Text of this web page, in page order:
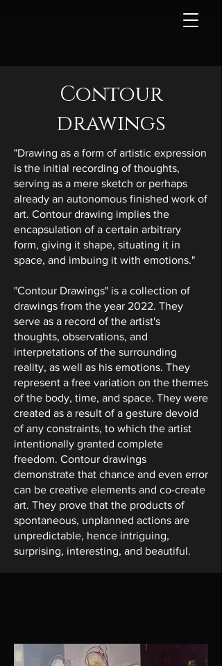
Contour
drawings
"Drawing as a form of artistic expression
is the initial recording of thoughts,
serving as a mere sketch or perhaps
already an autonomous finished work of
art. Contour drawing implies the
encapsulation of a certain arbitrary
form, giving it shape, situating it in
space, and imbuing it with emotions."
"Contour Drawings" is a collection of
drawings from the year 2022. They
serve as a record of the artist's
thoughts, observations, and
interpretations of the surrounding
reality, as well as his emotions. They
represent a free variation on the themes
of the body, time, and space. They were
created as a result of a gesture devoid
of any constraints, to which the artist
intentionally granted complete
freedom. Contour drawings
demonstrate that chance and even error
can be creative elements and co-create
art. They prove that the products of
spontaneous, unplanned actions are
unpredictable, hence intriguing,
surprising, interesting, and beautiful.